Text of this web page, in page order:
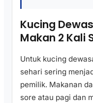
Kucing
Makan 2 Kali
Untuk kucing
sehari sering
pemilik. Makanan
sore atau pagi dan